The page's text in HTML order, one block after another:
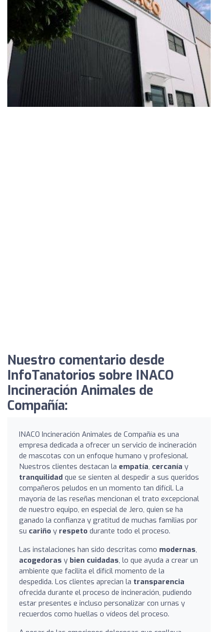
Nuestro comentario desde
InfoTanatorios sobre INACO
Incineración Animales de
Compañía:
INACO Incineración Animales de Compañía es una
empresa dedicada a ofrecer un servicio de incineración
de mascotas con un enfoque humano y profesional.
Nuestros clientes destacan la empatía, cercanía y
tranquilidad que se sienten al despedir a sus queridos
compañeros peludos en un momento tan difícil. La
mayoría de las reseñas mencionan el trato excepcional
de nuestro equipo, en especial de Jero, quien se ha
ganado la confianza y gratitud de muchas familias por
su cariño y respeto durante todo el proceso.
Las instalaciones han sido descritas como modernas,
acogedoras y bien cuidadas, lo que ayuda a crear un
ambiente que facilita el difícil momento de la
despedida. Los clientes aprecian la transparencia
ofrecida durante el proceso de incineración, pudiendo
estar presentes e incluso personalizar con urnas y
recuerdos como huellas o vídeos del proceso.